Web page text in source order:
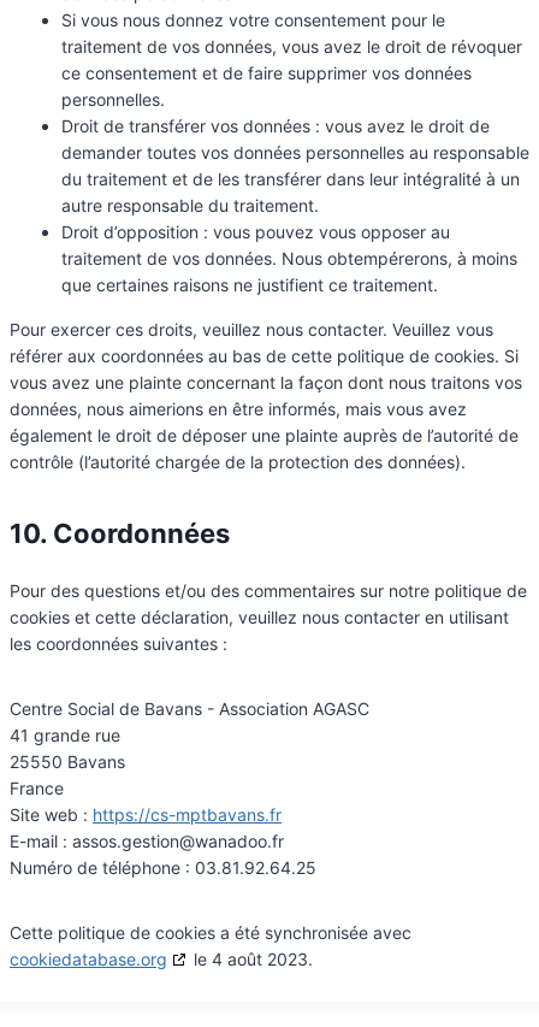
Si vous nous donnez votre consentement pour le
traitement de vos données, vous avez le droit de révoquer
ce consentement et de faire supprimer vos données
personnelles.
Droit de transférer vos données : vous avez le droit de
demander toutes vos données personnelles au responsable
du traitement et de les transférer dans leur intégralité à un
autre responsable du traitement.
Droit d’opposition : vous pouvez vous opposer au
traitement de vos données. Nous obtempérerons, à moins
que certaines raisons ne justifient ce traitement.
Pour exercer ces droits, veuillez nous contacter. Veuillez vous
référer aux coordonnées au bas de cette politique de cookies. Si
vous avez une plainte concernant la façon dont nous traitons vos
données, nous aimerions en être informés, mais vous avez
également le droit de déposer une plainte auprès de l’autorité de
contrôle (l’autorité chargée de la protection des données).
10. Coordonnées
Pour des questions et/ou des commentaires sur notre politique de
cookies et cette déclaration, veuillez nous contacter en utilisant
les coordonnées suivantes :
Centre Social de Bavans - Association AGASC
41 grande rue
25550 Bavans
France
Site web : https://cs-mptbavans.fr
E-mail : assos.gestion@wanadoo.fr
Numéro de téléphone : 03.81.92.64.25
Cette politique de cookies a été synchronisée avec
cookiedatabase.org
le 4 août 2023.